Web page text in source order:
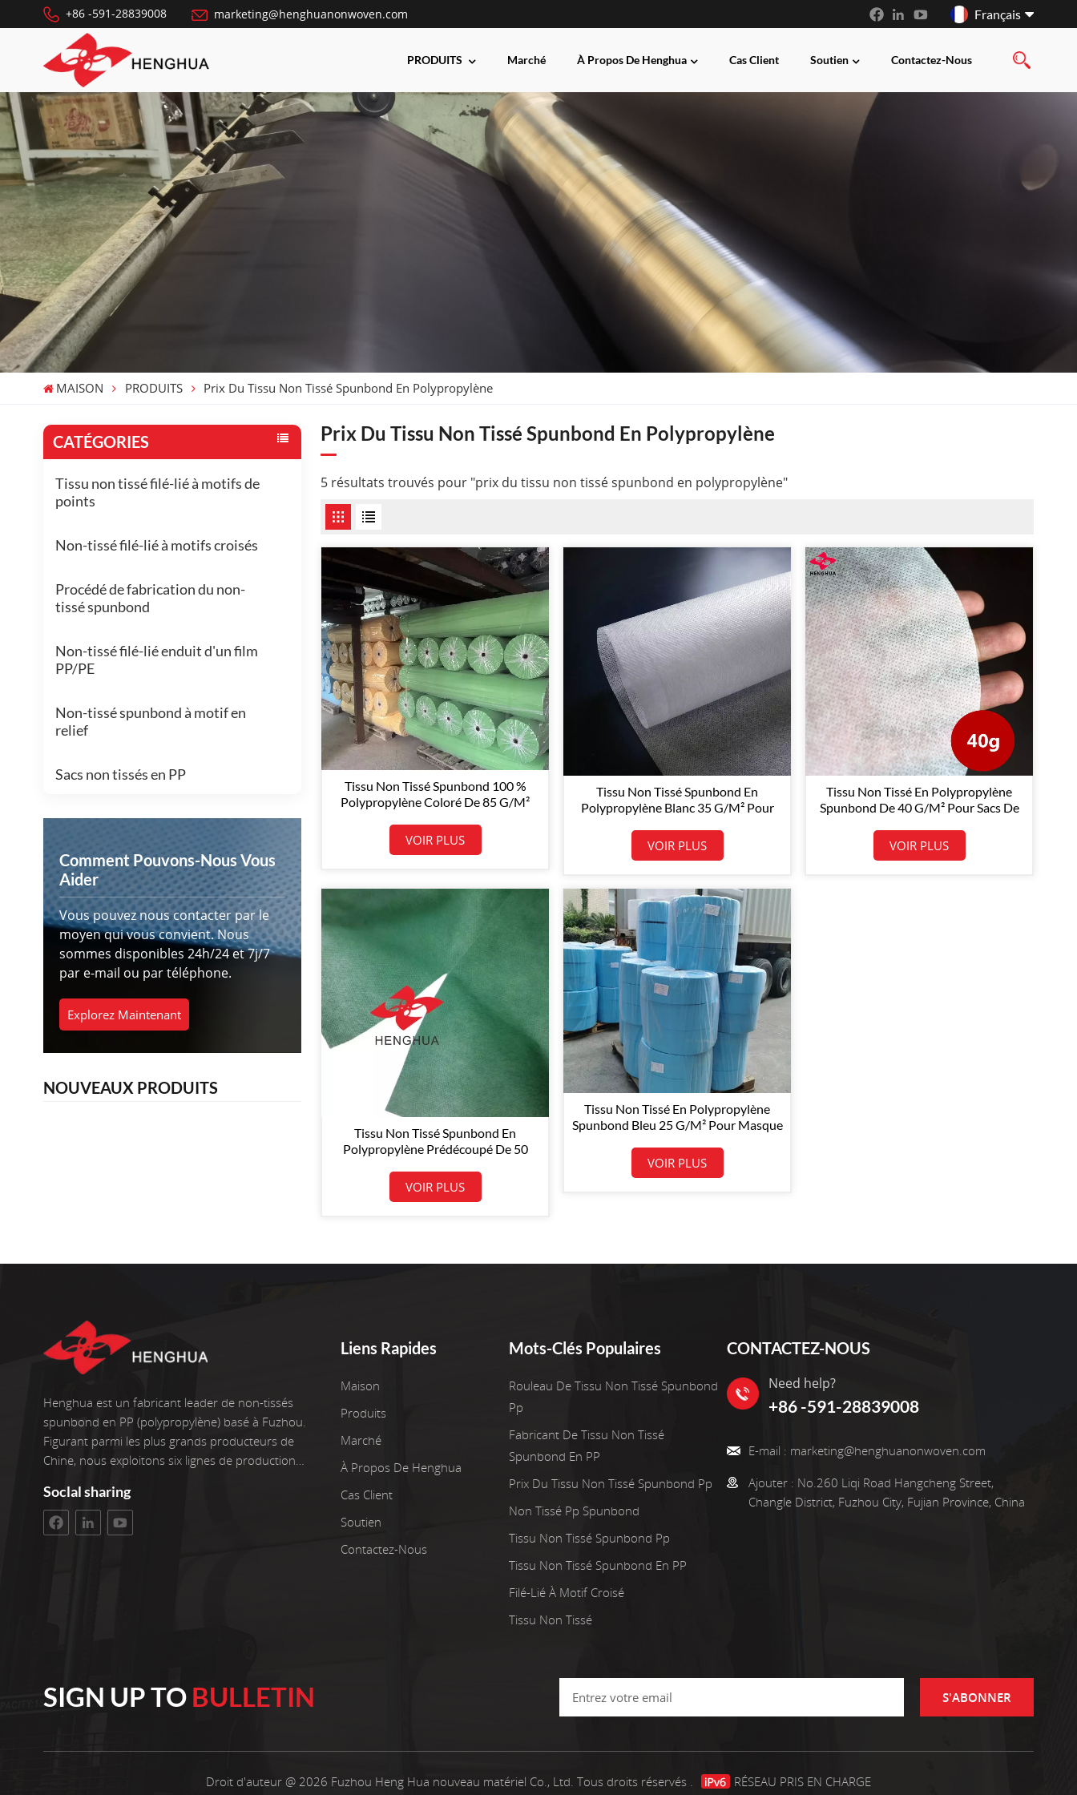
+86 -591-28839008 marketing@henghuanonwoven.com Français
PRODUITS Marché À Propos De Henghua Cas Client Soutien Contactez-Nous
MAISON PRODUITS Prix Du Tissu Non Tissé Spunbond En Polypropylène
CATÉGORIES
Tissu non tissé filé-lié à motifs de
points
Non-tissé filé-lié à motifs croisés
Procédé de fabrication du non-
tissé spunbond
Non-tissé filé-lié enduit d'un film
PP/PE
Non-tissé spunbond à motif en
relief
Sacs non tissés en PP
Comment Pouvons-Nous Vous
Aider
Vous pouvez nous contacter par le
moyen qui vous convient. Nous
sommes disponibles 24h/24 et 7j/7
par e-mail ou par téléphone.
Explorez Maintenant
NOUVEAUX PRODUITS
Prix Du Tissu Non Tissé Spunbond En Polypropylène
5 résultats trouvés pour "prix du tissu non tissé spunbond en polypropylène"
Tissu Non Tissé Spunbond 100 %
Polypropylène Coloré De 85 G/m²
VOIR PLUS
Tissu Non Tissé Spunbond En
Polypropylène Blanc 35 G/m² Pour
VOIR PLUS
Tissu Non Tissé En Polypropylène
Spunbond De 40 G/m² Pour Sacs De
VOIR PLUS
Tissu Non Tissé Spunbond En
Polypropylène Prédécoupé De 50
VOIR PLUS
Tissu Non Tissé En Polypropylène
Spunbond Bleu 25 G/m² Pour Masque
VOIR PLUS
Henghua est un fabricant leader de non-tissés
spunbond en PP (polypropylène) basé à Fuzhou.
Figurant parmi les plus grands producteurs de
Chine, nous exploitons six lignes de production
installations couvrent une superficie d'atelier de
3 400 m². L'investissement brut s'élève à 100
millions de yuans. Nous sommes fiers de plus
fiables et une qualité constante Chaque année,
nous fabriquons 10 000 tonnes métriques de
qualité, de 10 grammes à 250 grammes au
cm. Nos produits sont largement utilisés dans
Soclal sharing
Liens Rapides
Maison
Produits
Marché
À Propos De Henghua
Cas Client
Soutien
Contactez-Nous
Mots-Clés Populaires
Rouleau De Tissu Non Tissé Spunbond
Pp
Fabricant De Tissu Non Tissé
Spunbond En PP
Prix Du Tissu Non Tissé Spunbond Pp
Non Tissé Pp Spunbond
Tissu Non Tissé Spunbond Pp
Tissu Non Tissé Spunbond En PP
Filé-Lié À Motif Croisé
Tissu Non Tissé
CONTACTEZ-NOUS
Need help?
+86 -591-28839008
E-mail : marketing@henghuanonwoven.com
Ajouter : No.260 Liqi Road Hangcheng Street,
Changle District, Fuzhou City, Fujian Province, China
SIGN UP TO BULLETIN S'ABONNER
Droit d'auteur @ 2026 Fuzhou Heng Hua nouveau matériel Co., Ltd. Tous droits réservés .
RÉSEAU PRIS EN CHARGE